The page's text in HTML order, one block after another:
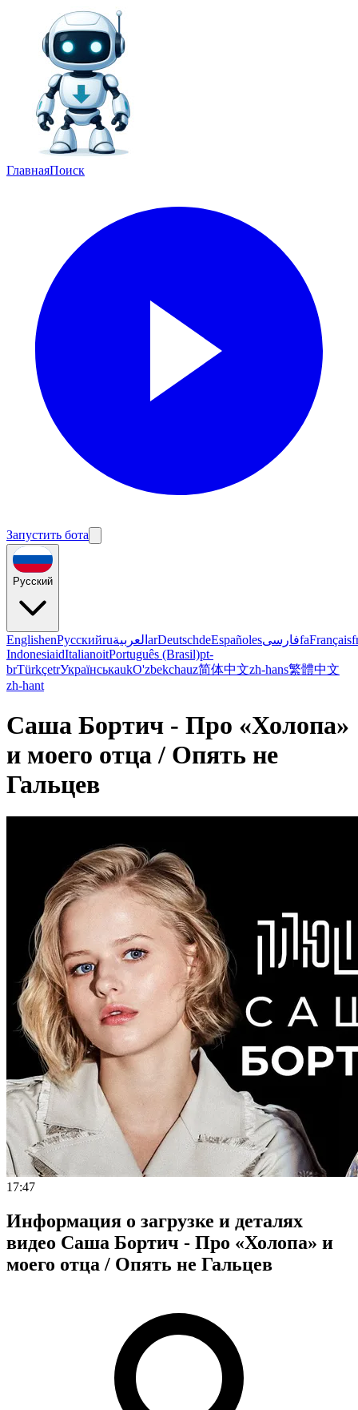
ГлавнаяПоиск
Запустить бота
Русский
EnglishenРусскийruالعربية arDeutschdeEspañolesفارسیfaFrançais
IndonesiaidItalianoitPortuguês (Brasil)pt-
brTürkçetrУкраїнськаukO'zbekchauz简体中文zh-hans繁體中文
zh-hant
Саша Бортич - Про «Холопа»
и моего отца / Опять не
Гальцев
17:47
Информация о загрузке и деталях
видео Саша Бортич - Про «Холопа» и
моего отца / Опять не Гальцев